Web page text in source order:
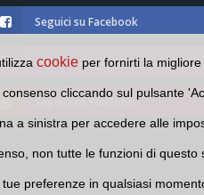
Seguici su Facebook
Seguici su Instagram
Seguici su YouTube
cookie per fornirti la
cliccando sul pulsante
a sinistra per accedere alle
non tutte le funzioni di
preferenze in qualsiasi